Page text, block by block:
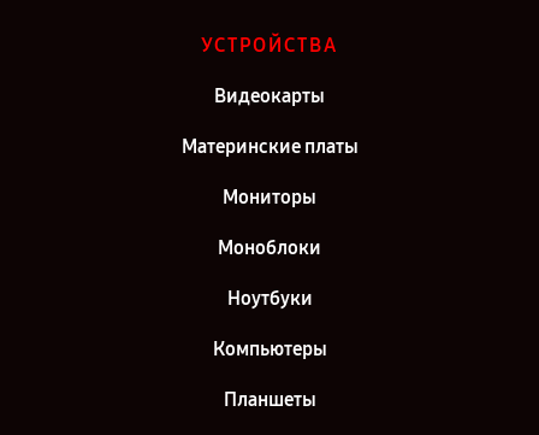
УСТРОЙСТВА
Видеокарты
Материнские платы
Мониторы
Моноблоки
Ноутбуки
Компьютеры
Планшеты